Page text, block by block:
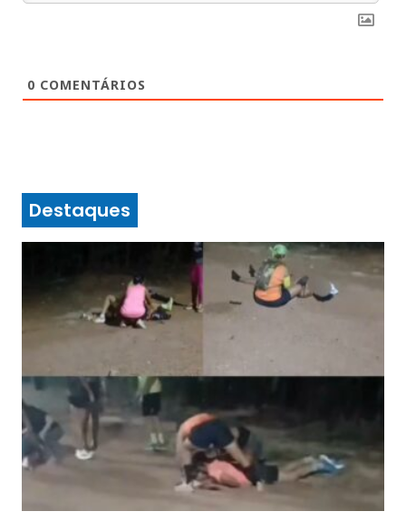
0 COMENTÁRIOS
Destaques